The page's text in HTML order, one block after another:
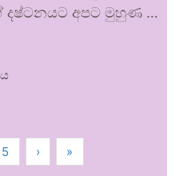
දෂ්ටනයට අපට මුහුණ …
5 › »